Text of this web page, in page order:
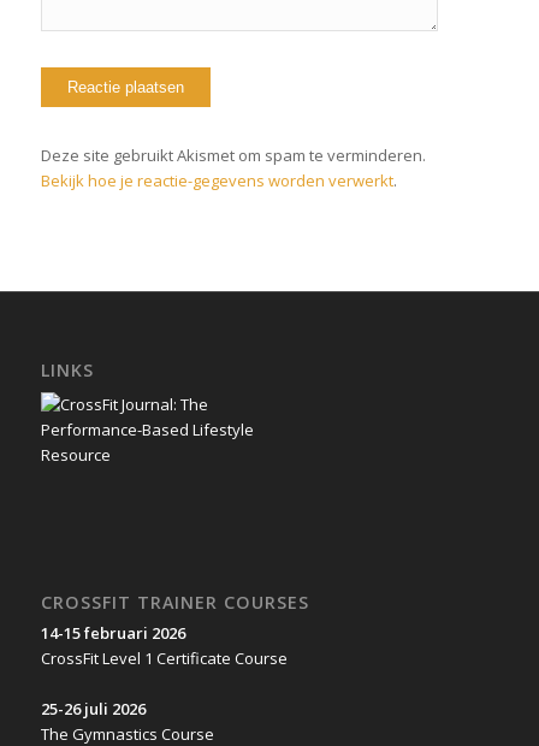
Deze site gebruikt Akismet om spam te verminderen.
Bekijk hoe je reactie-gegevens worden verwerkt.
LINKS
CROSSFIT TRAINER COURSES
14-15 februari 2026
CrossFit Level 1 Certificate Course
25-26 juli 2026
The Gymnastics Course